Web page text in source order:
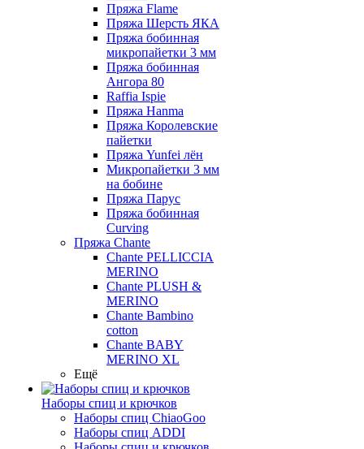
Пряжа Flame
Пряжа Шерсть ЯКА
Пряжа бобинная
микропайетки 3 мм
Пряжа бобинная
Ангора 80
Raffia Ispie
Пряжа Hanma
Пряжа Королевские
пайетки
Пряжа Yunfei лён
Микропайетки 3 мм
на бобине
Пряжа Парус
Пряжа бобинная
Curving
Пряжа Chante
Chante PELLICCIA
MERINO
Chante PLUSH &
MERINO
Chante Bambino
cotton
Chante BABY
MERINO XL
Ещё
Наборы спиц и крючков
Наборы спиц ChiaoGoo
Наборы спиц ADDI